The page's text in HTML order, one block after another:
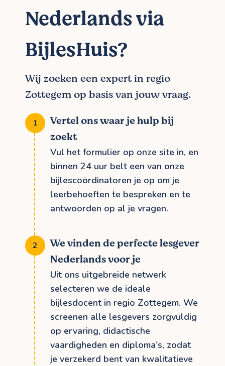
Nederlands via
BijlesHuis?
Wij zoeken een expert in regio
Zottegem op basis van jouw vraag.
Vertel ons waar je hulp bij
zoekt
Vul het formulier op onze site in, en
binnen 24 uur belt een van onze
bijlescoördinatoren je op om je
leerbehoeften te bespreken en te
antwoorden op al je vragen.
We vinden de perfecte lesgever
Nederlands voor je
Uit ons uitgebreide netwerk
selecteren we de ideale
bijlesdocent in regio Zottegem. We
screenen alle lesgevers zorgvuldig
op ervaring, didactische
vaardigheden en diploma's, zodat
je verzekerd bent van kwalitatieve